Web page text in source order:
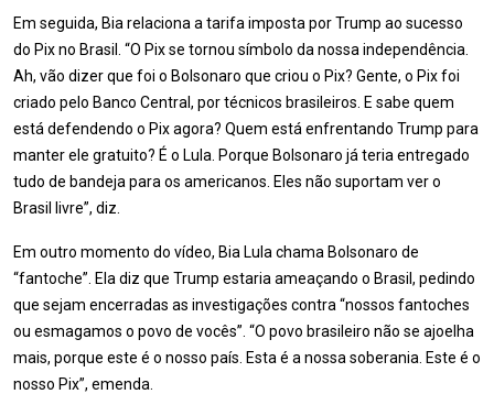
Em seguida, Bia relaciona a tarifa imposta por Trump ao sucesso
do Pix no Brasil. “O Pix se tornou símbolo da nossa independência.
Ah, vão dizer que foi o Bolsonaro que criou o Pix? Gente, o Pix foi
criado pelo Banco Central, por técnicos brasileiros. E sabe quem
está defendendo o Pix agora? Quem está enfrentando Trump para
manter ele gratuito? É o Lula. Porque Bolsonaro já teria entregado
tudo de bandeja para os americanos. Eles não suportam ver o
Brasil livre”, diz.
Em outro momento do vídeo, Bia Lula chama Bolsonaro de
“fantoche”. Ela diz que Trump estaria ameaçando o Brasil, pedindo
que sejam encerradas as investigações contra “nossos fantoches
ou esmagamos o povo de vocês”. “O povo brasileiro não se ajoelha
mais, porque este é o nosso país. Esta é a nossa soberania. Este é o
nosso Pix”, emenda.